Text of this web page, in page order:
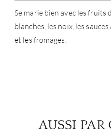
Se marie bien avec les fruits
blanches, les noix, les
et les fromages.
AUSSI PAR